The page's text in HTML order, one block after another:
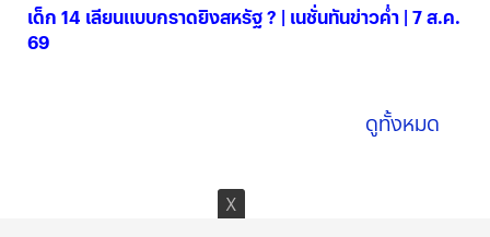
เด็ก 14 เลียนแบบกราดยิงสหรัฐ ? | เนชั่นทันข่าวค่ำ | 7 ส.ค.
69
ดูทั้งหมด